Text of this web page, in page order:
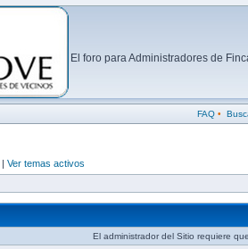
El foro para Administradores de
FAQ•
| Ver temas activos
El administrador del Sitio requiere